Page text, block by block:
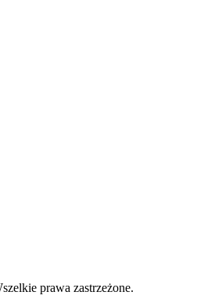
prawa zastrzeżone.